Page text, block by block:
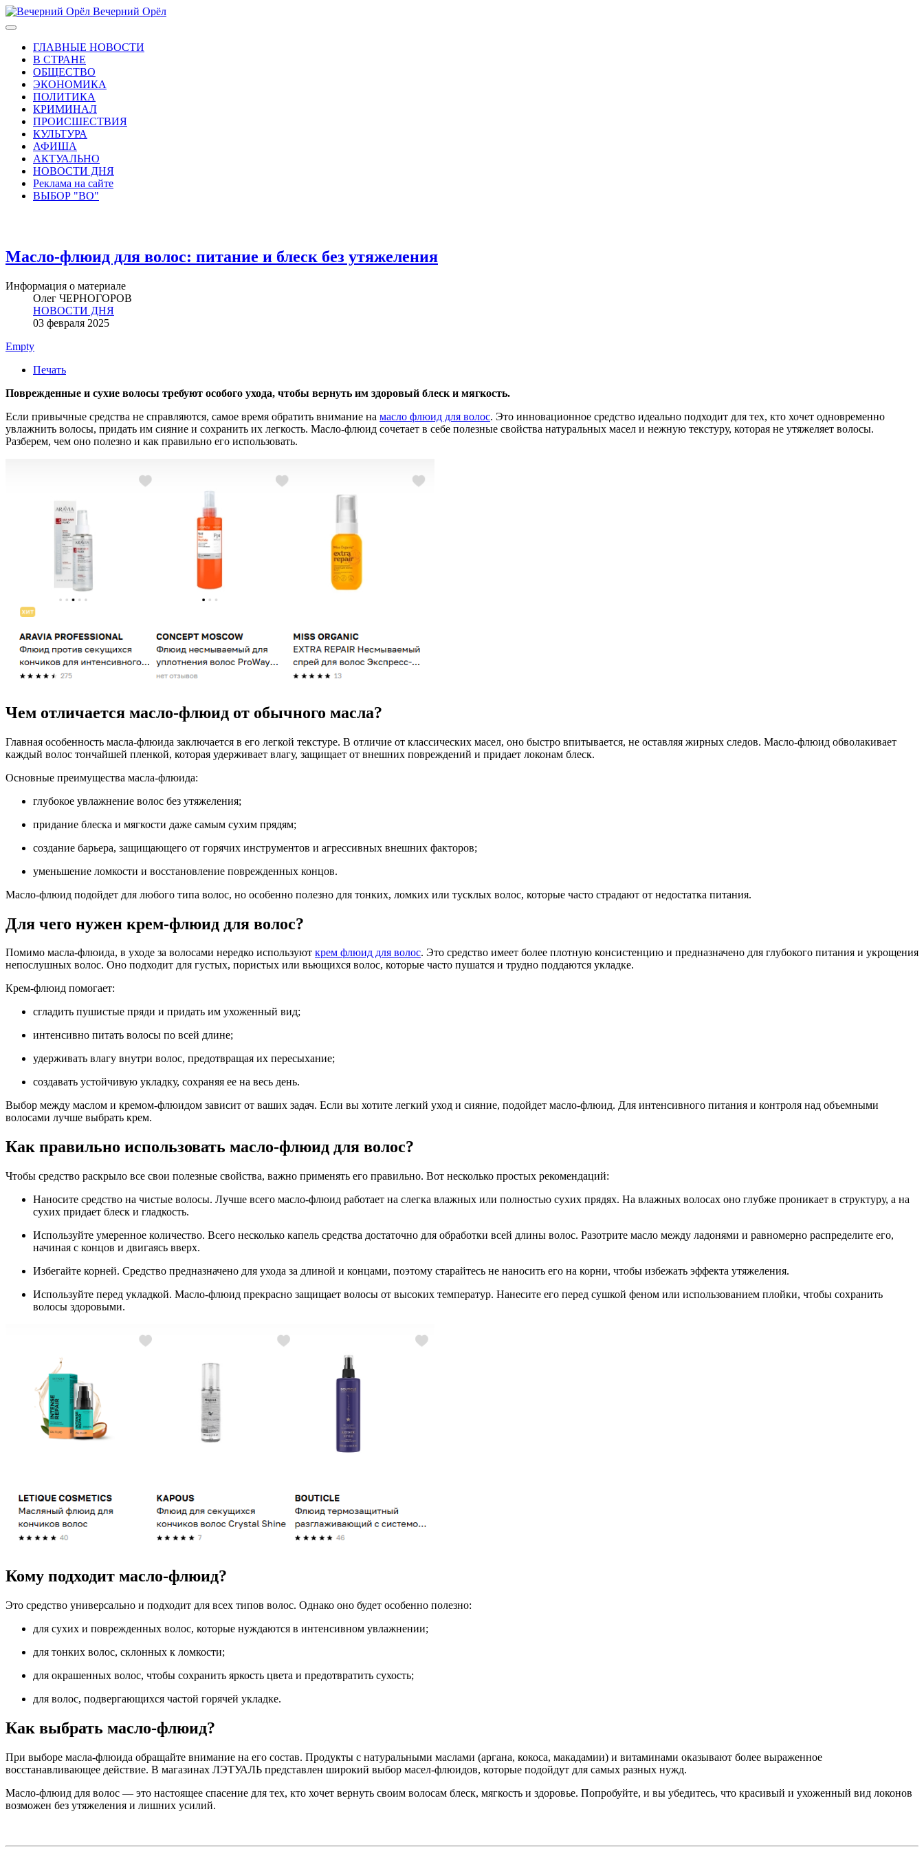
Вечерний Орёл
ГЛАВНЫЕ НОВОСТИ
В СТРАНЕ
ОБЩЕСТВО
ЭКОНОМИКА
ПОЛИТИКА
КРИМИНАЛ
ПРОИСШЕСТВИЯ
КУЛЬТУРА
АФИША
АКТУАЛЬНО
НОВОСТИ ДНЯ
Реклама на сайте
ВЫБОР "ВО"
Масло-флюид для волос: питание и блеск без утяжеления
Информация о материале
Олег ЧЕРНОГОРОВ
НОВОСТИ ДНЯ
03 февраля 2025
Empty
Печать
Поврежденные и сухие волосы требуют особого ухода, чтобы вернуть им здоровый блеск и мягкость.
Если привычные средства не справляются, самое время обратить внимание на масло флюид для волос. Это инновационное средство идеально подходит для тех, кто хочет одновременно
увлажнить волосы, придать им сияние и сохранить их легкость. Масло-флюид сочетает в себе полезные свойства натуральных масел и нежную текстуру, которая не утяжеляет волосы.
Разберем, чем оно полезно и как правильно его использовать.
Чем отличается масло-флюид от обычного масла?
Главная особенность масла-флюида заключается в его легкой текстуре. В отличие от классических масел, оно быстро впитывается, не оставляя жирных следов. Масло-флюид обволакивает
каждый волос тончайшей пленкой, которая удерживает влагу, защищает от внешних повреждений и придает локонам блеск.
Основные преимущества масла-флюида:
глубокое увлажнение волос без утяжеления;
придание блеска и мягкости даже самым сухим прядям;
создание барьера, защищающего от горячих инструментов и агрессивных внешних факторов;
уменьшение ломкости и восстановление поврежденных концов.
Масло-флюид подойдет для любого типа волос, но особенно полезно для тонких, ломких или тусклых волос, которые часто страдают от недостатка питания.
Для чего нужен крем-флюид для волос?
Помимо масла-флюида, в уходе за волосами нередко используют крем флюид для волос. Это средство имеет более плотную консистенцию и предназначено для глубокого питания и укрощения
непослушных волос. Оно подходит для густых, пористых или вьющихся волос, которые часто пушатся и трудно поддаются укладке.
Крем-флюид помогает:
сгладить пушистые пряди и придать им ухоженный вид;
интенсивно питать волосы по всей длине;
удерживать влагу внутри волос, предотвращая их пересыхание;
создавать устойчивую укладку, сохраняя ее на весь день.
Выбор между маслом и кремом-флюидом зависит от ваших задач. Если вы хотите легкий уход и сияние, подойдет масло-флюид. Для интенсивного питания и контроля над объемными
волосами лучше выбрать крем.
Как правильно использовать масло-флюид для волос?
Чтобы средство раскрыло все свои полезные свойства, важно применять его правильно. Вот несколько простых рекомендаций:
Наносите средство на чистые волосы. Лучше всего масло-флюид работает на слегка влажных или полностью сухих прядях. На влажных волосах оно глубже проникает в структуру, а на
сухих придает блеск и гладкость.
Используйте умеренное количество. Всего несколько капель средства достаточно для обработки всей длины волос. Разотрите масло между ладонями и равномерно распределите его,
начиная с концов и двигаясь вверх.
Избегайте корней. Средство предназначено для ухода за длиной и концами, поэтому старайтесь не наносить его на корни, чтобы избежать эффекта утяжеления.
Используйте перед укладкой. Масло-флюид прекрасно защищает волосы от высоких температур. Нанесите его перед сушкой феном или использованием плойки, чтобы сохранить
волосы здоровыми.
Кому подходит масло-флюид?
Это средство универсально и подходит для всех типов волос. Однако оно будет особенно полезно:
для сухих и поврежденных волос, которые нуждаются в интенсивном увлажнении;
для тонких волос, склонных к ломкости;
для окрашенных волос, чтобы сохранить яркость цвета и предотвратить сухость;
для волос, подвергающихся частой горячей укладке.
Как выбрать масло-флюид?
При выборе масла-флюида обращайте внимание на его состав. Продукты с натуральными маслами (аргана, кокоса, макадамии) и витаминами оказывают более выраженное
восстанавливающее действие. В магазинах ЛЭТУАЛЬ представлен широкий выбор масел-флюидов, которые подойдут для самых разных нужд.
Масло-флюид для волос — это настоящее спасение для тех, кто хочет вернуть своим волосам блеск, мягкость и здоровье. Попробуйте, и вы убедитесь, что красивый и ухоженный вид локонов
возможен без утяжеления и лишних усилий.